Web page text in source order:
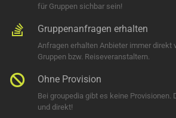
für Gruppen sichbar sein!
Gruppenanfragen erhalten
Anfragen erhalten Anbieter immer direkt
Gruppen bzw. Reiseveranstaltern.
Ohne Provision
Bei groupedia gibt es keine Provisionen.
und direkt!